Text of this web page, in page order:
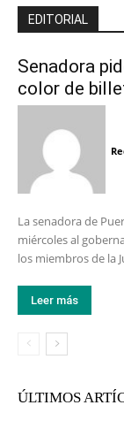
EDITORIAL
Senadora
color de
La senadora de
miércoles al
los miembros de la
Leer más
ÚLTIMOS